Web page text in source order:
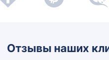
Отзывы наших